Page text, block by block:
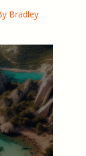
Bradley